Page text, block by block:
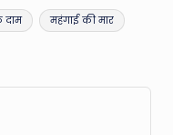
दाम महंगाई की मार